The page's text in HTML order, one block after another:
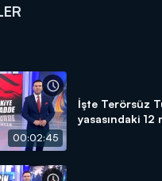
00:02:45
İşte Terörsüz
yasasındaki 12